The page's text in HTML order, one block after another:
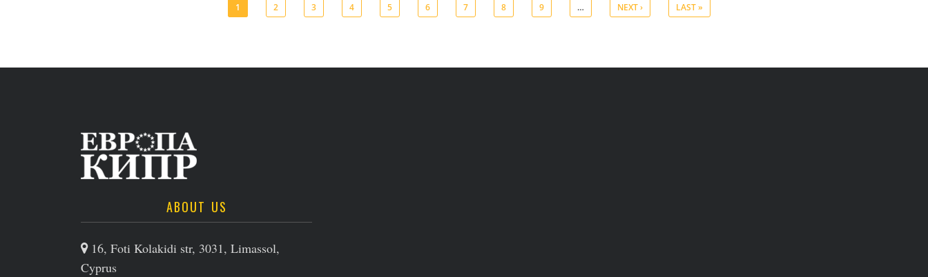
1 2 3 4 5 6 7 8 9 … NEXT › LAST »
ABOUT US
16, Foti Kolakidi str, 3031, Limassol,
Cyprus